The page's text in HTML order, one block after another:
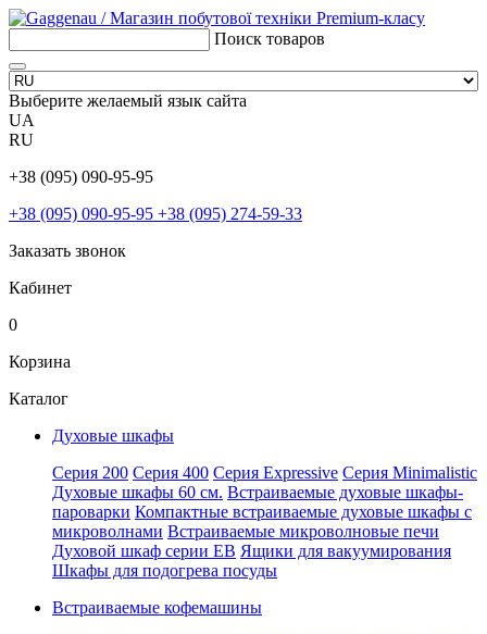
Поиск товаров
Выберите желаемый язык сайта
UA
RU
+38 (095) 090-95-95
+38 (095) 090-95-95 +38 (095) 274-59-33
Заказать звонок
Кабинет
0
Корзина
Каталог
Духовые шкафы
Серия 200 Серия 400 Серия Expressive Серия Minimalistic
Духовые шкафы 60 см. Встраиваемые духовые шкафы-
пароварки Компактные встраиваемые духовые шкафы с
микроволнами Встраиваемые микроволновые печи
Духовой шкаф серии EB Ящики для вакуумирования
Шкафы для подогрева посуды
Встраиваемые кофемашины